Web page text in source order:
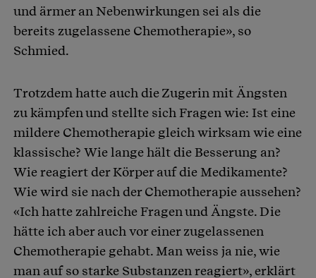
und ärmer an Nebenwirkungen sei als die
bereits zugelassene Chemotherapie», so
Schmied.
Trotzdem hatte auch die Zugerin mit Ängsten
zu kämpfen und stellte sich Fragen wie: Ist eine
mildere Chemotherapie gleich wirksam wie eine
klassische? Wie lange hält die Besserung an?
Wie reagiert der Körper auf die Medikamente?
Wie wird sie nach der Chemotherapie aussehen?
«Ich hatte zahlreiche Fragen und Ängste. Die
hätte ich aber auch vor einer zugelassenen
Chemotherapie gehabt. Man weiss ja nie, wie
man auf so starke Substanzen reagiert», erklärt